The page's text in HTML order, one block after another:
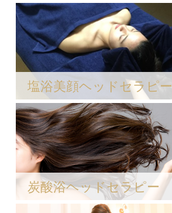
塩浴美顔ヘッドセラピー
炭酸浴ヘッドセラピー